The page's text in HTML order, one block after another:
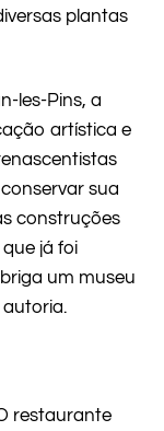
plantas
les-Pins, a
artística e
sua
construções
já foi
um museu
autoria.
restaurante